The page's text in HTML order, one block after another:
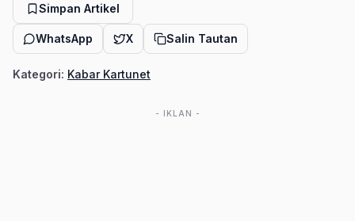
Simpan Artikel
WhatsApp X Salin Tautan
Kategori: Kabar Kartunet
- IKLAN -